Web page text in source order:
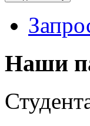
Наши